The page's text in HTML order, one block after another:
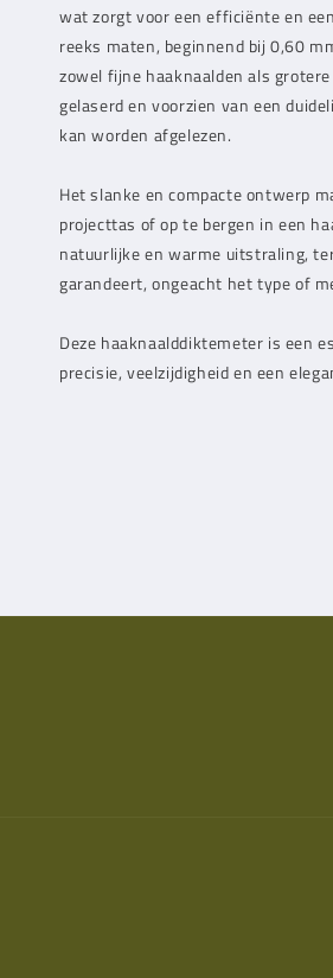
wat zorgt voor een efficiënte en
reeks maten, beginnend bij 0,60
zowel fijne haaknaalden als
gelaserd en voorzien van een
kan worden afgelezen.
Het slanke en compacte ontwerp
projecttas of op te bergen in een
natuurlijke en warme uitstraling,
garandeert, ongeacht het type of
Deze haaknaalddiktemeter is een
precisie, veelzijdigheid en een